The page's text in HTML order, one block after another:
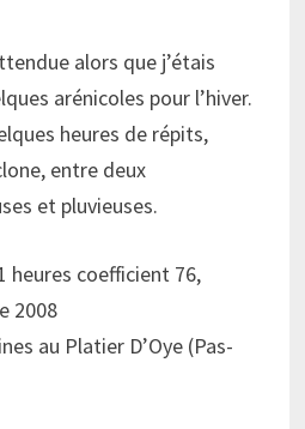
alors que j’étais
arénicoles pour l’hiver.
heures de répits,
entre deux
et pluvieuses.
heures coefficient 76,
2008
au Platier D’Oye (Pas-